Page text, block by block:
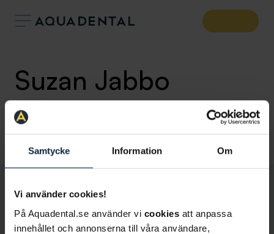
Samtycke Information Om
Vi använder cookies!
På Aquadental.se använder vi cookies att anpassa
innehållet och annonserna till våra användare,
Suzan Jabbo
Tandsköterska
Klinik: